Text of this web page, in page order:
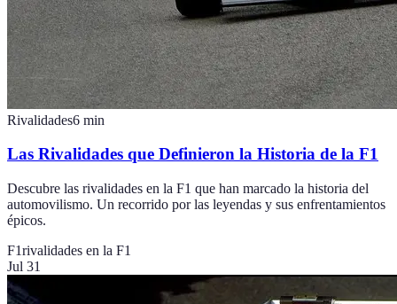
Rivalidades6 min
Las Rivalidades que Definieron la Historia de la F1
Descubre las rivalidades en la F1 que han marcado la historia del
automovilismo. Un recorrido por las leyendas y sus enfrentamientos
épicos.
F1rivalidades en la F1
Jul 31